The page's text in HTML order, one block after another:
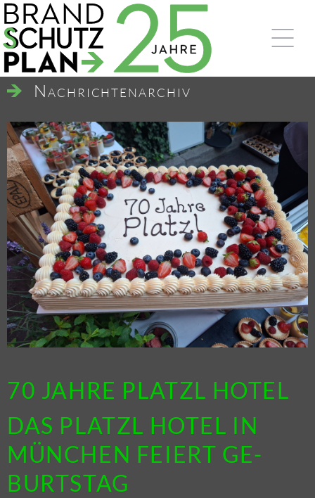
Nach­rich­ten­ar­chiv
70 JAHRE PLATZL HOTEL
DAS PLATZL HOTEL IN
MÜN­CHEN FEI­ERT GE­
BURTS­TAG